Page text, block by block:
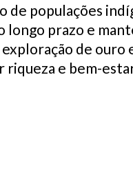
populações
prazo e
de ouro
riqueza e bem-